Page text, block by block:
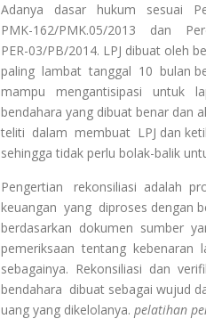
Adanya dasar hukum sesuai
PMK-162/PMK.05/2013 dan
PER-03/PB/2014. LPJ dibuat oleh
paling lambat tanggal 10 bulan
mampu mengantisipasi untuk
bendahara yang dibuat benar dan
teliti dalam membuat LPJ dan
sehingga tidak perlu bolak-balik
Pengertian rekonsiliasi adalah
keuangan yang diproses dengan
berdasarkan dokumen sumber
pemeriksaan tentang kebenaran
sebagainya. Rekonsiliasi dan
bendahara dibuat sebagai wujud
uang yang dikelolanya. pelatihan